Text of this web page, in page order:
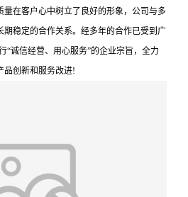
量在客户心中树立了良好的形象，公司与多
期稳定的合作关系。经多年的合作已受到广
“诚信经营、用心服务”的企业宗旨，全力
品创新和服务改进!